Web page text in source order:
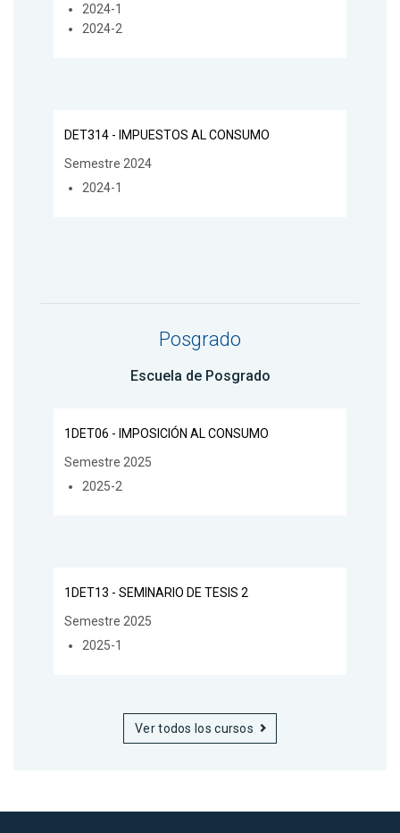
2024-1
2024-2
DET314 - IMPUESTOS AL CONSUMO
Semestre 2024
2024-1
Posgrado
Escuela de Posgrado
1DET06 - IMPOSICIÓN AL CONSUMO
Semestre 2025
2025-2
1DET13 - SEMINARIO DE TESIS 2
Semestre 2025
2025-1
Ver todos los cursos